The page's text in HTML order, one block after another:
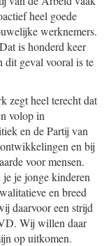
heel goede
werknemers.
is honderd keer
dit geval vooral is te
heel terecht dat
volop in
en de Partij van
en bij
voor mensen.
je jonge kinderen
en breed
daarvoor een strijd
Wij willen daar
op uitkomen.